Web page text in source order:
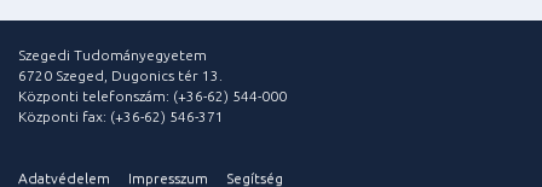
Szegedi Tudományegyetem
6720 Szeged, Dugonics tér 13.
Központi telefonszám: (+36-62) 544-000
Központi fax: (+36-62) 546-371
Adatvédelem Impresszum Segítség